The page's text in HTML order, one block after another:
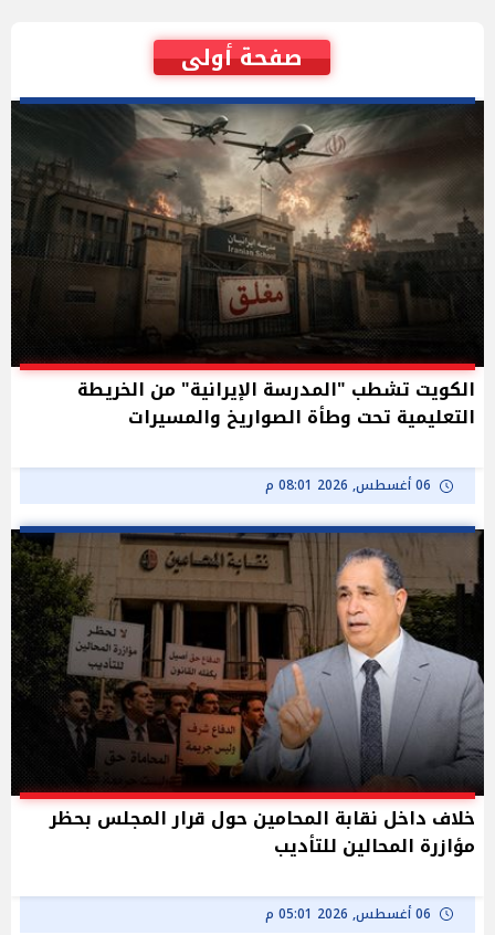
صفحة أولى
الكويت تشطب "المدرسة الإيرانية" من الخريطة
التعليمية تحت وطأة الصواريخ والمسيرات
06 أغسطس, 2026 08:01 م
خلاف داخل نقابة المحامين حول قرار المجلس بحظر
مؤازرة المحالين للتأديب
06 أغسطس, 2026 05:01 م